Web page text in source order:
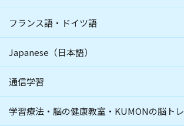
フランス語・ドイツ語
Japanese（日本語）
通信学習
学習療法・脳の健康教室・KUMONの脳トレ